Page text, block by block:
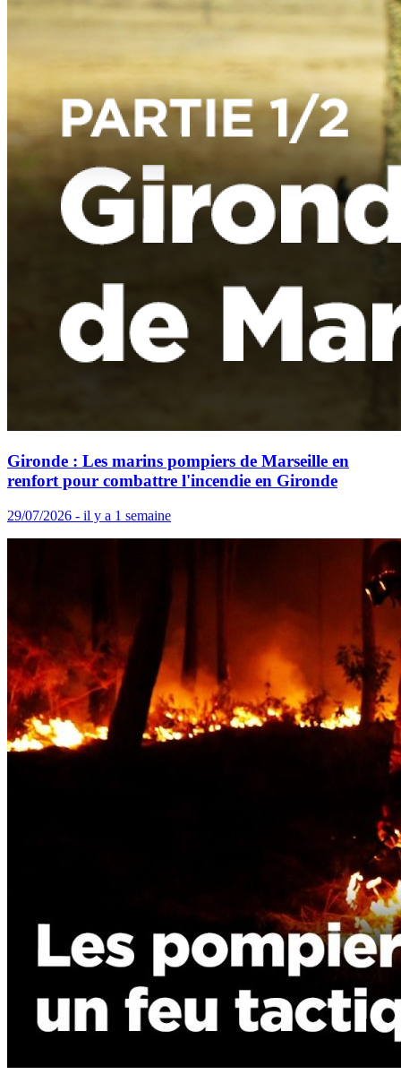
Gironde : Les marins pompiers de Marseille en
renfort pour combattre l'incendie en Gironde
29/07/2026 - il y a 1 semaine